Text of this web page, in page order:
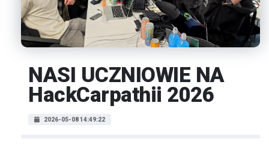
NASI UCZNIOWIE NA
HackCarpathii 2026
2026-05-08 14:49:22